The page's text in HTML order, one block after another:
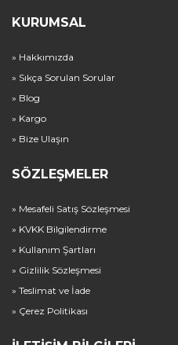
KURUMSAL
» Hakkımızda
» Sıkça Sorulan Sorular
» Blog
» Kargo
» Bize Ulaşın
SÖZLEŞMELER
» Mesafeli Satış Sözleşmesi
» KVKK Bilgilendirme
» Kullanım Şartları
» Gizlilik Sözleşmesi
» Teslimat ve İade
» Çerez Politikası